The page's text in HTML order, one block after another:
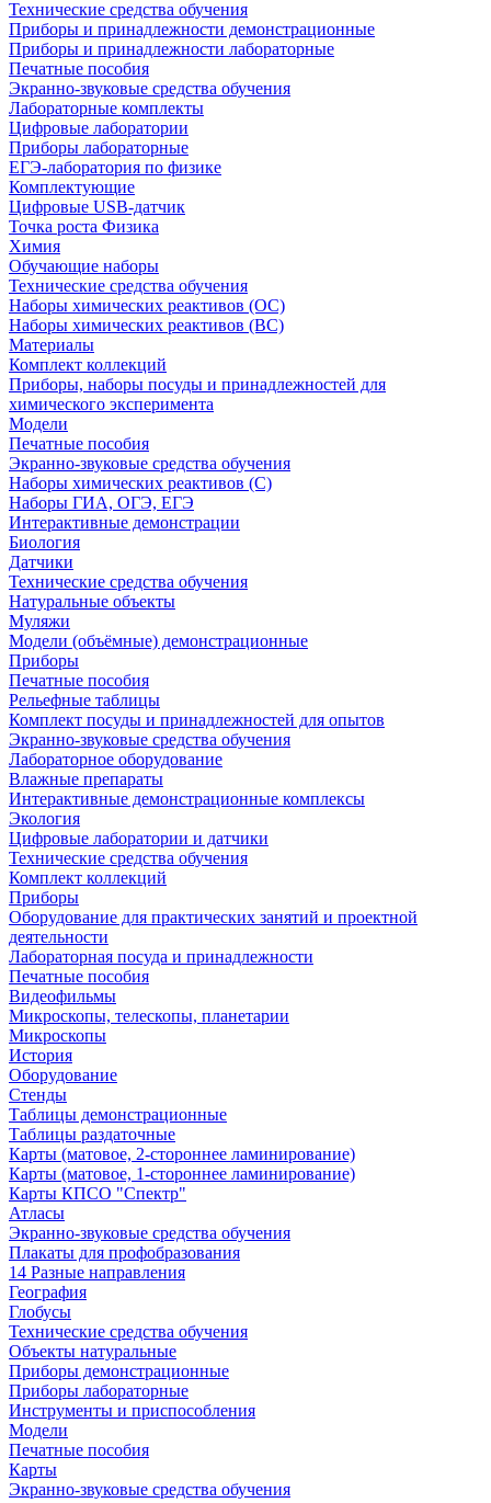
Технические средства обучения
Приборы и принадлежности демонстрационные
Приборы и принадлежности лабораторные
Печатные пособия
Экранно-звуковые средства обучения
Лабораторные комплекты
Цифровые лаборатории
Приборы лабораторные
ЕГЭ-лаборатория по физике
Комплектующие
Цифровые USB-датчик
Точка роста Физика
Химия
Обучающие наборы
Технические средства обучения
Наборы химических реактивов (ОС)
Наборы химических реактивов (ВС)
Материалы
Комплект коллекций
Приборы, наборы посуды и принадлежностей для
химического эксперимента
Модели
Печатные пособия
Экранно-звуковые средства обучения
Наборы химических реактивов (С)
Наборы ГИА, ОГЭ, ЕГЭ
Интерактивные демонстрации
Биология
Датчики
Технические средства обучения
Натуральные объекты
Муляжи
Модели (объёмные) демонстрационные
Приборы
Печатные пособия
Рельефные таблицы
Комплект посуды и принадлежностей для опытов
Экранно-звуковые средства обучения
Лабораторное оборудование
Влажные препараты
Интерактивные демонстрационные комплексы
Экология
Цифровые лаборатории и датчики
Технические средства обучения
Комплект коллекций
Приборы
Оборудование для практических занятий и проектной
деятельности
Лабораторная посуда и принадлежности
Печатные пособия
Видеофильмы
Микроскопы, телескопы, планетарии
Микроскопы
История
Оборудование
Стенды
Таблицы демонстрационные
Таблицы раздаточные
Карты (матовое, 2-стороннее ламинирование)
Карты (матовое, 1-стороннее ламинирование)
Карты КПСО "Спектр"
Атласы
Экранно-звуковые средства обучения
Плакаты для профобразования
14 Разные направления
География
Глобусы
Технические средства обучения
Объекты натуральные
Приборы демонстрационные
Приборы лабораторные
Инструменты и приспособления
Модели
Печатные пособия
Карты
Экранно-звуковые средства обучения